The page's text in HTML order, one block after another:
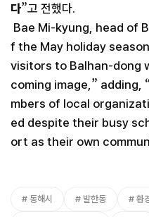
다”고 전했다.
Bae Mi-kyung, head of
f the May holiday
visitors to Balhan-dong
coming image,” adding,
mbers of local
ed despite their busy
ort as their own
동해시 발한동 환